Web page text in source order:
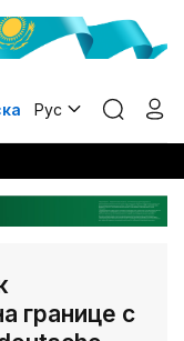
Рус
границе с